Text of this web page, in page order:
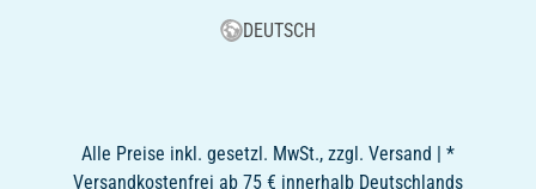
DEUTSCH
Alle Preise inkl. gesetzl. MwSt., zzgl. Versand | *
Versandkostenfrei ab 75 € innerhalb Deutschlands